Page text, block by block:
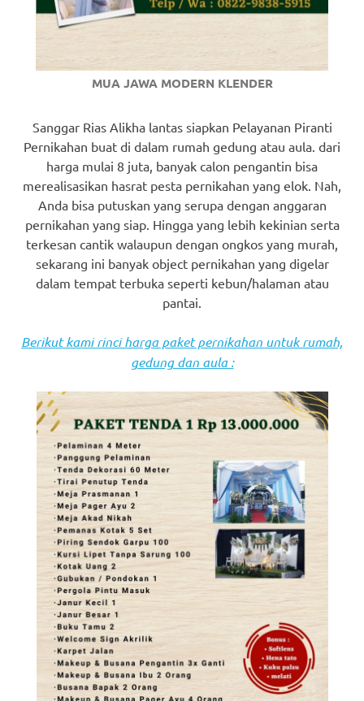
MUA JAWA MODERN KLENDER
Sanggar Rias Alikha lantas siapkan Pelayanan Piranti
Pernikahan buat di dalam rumah gedung atau aula. dari
harga mulai 8 juta, banyak calon pengantin bisa
merealisasikan hasrat pesta pernikahan yang elok. Nah,
Anda bisa putuskan yang serupa dengan anggaran
pernikahan yang siap. Hingga yang lebih kekinian serta
terkesan cantik walaupun dengan ongkos yang murah,
sekarang ini banyak object pernikahan yang digelar
dalam tempat terbuka seperti kebun/halaman atau
pantai.
Berikut kami rinci harga paket pernikahan untuk rumah,
gedung dan aula :